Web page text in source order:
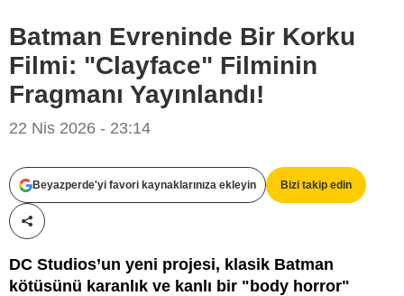
Batman Evreninde Bir Korku
Filmi: "Clayface" Filminin
Fragmanı Yayınlandı!
22 Nis 2026 - 23:14
Beyazperde'yi favori kaynaklarınıza ekleyin Bizi takip edin
Paylaş!
DC Studios’un yeni projesi, klasik Batman
kötüsünü karanlık ve kanlı bir "body horror"